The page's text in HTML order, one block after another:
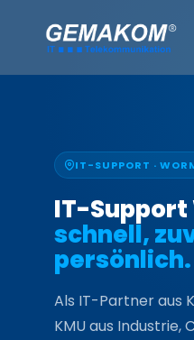
springen
IT-SUPPORT ·
IT-Support
schnell,
persönlich.
Als IT-Partner aus
KMU aus Industrie,